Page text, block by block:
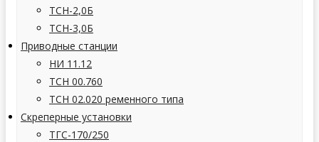
ТСН-2,0Б
ТСН-3,0Б
Приводные станции
НИ 11.12
ТСН 00.760
ТСН 02.020 ременного типа
Скреперные установки
ТГС-170/250